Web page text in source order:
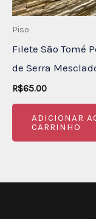
Piso
Filete São Tomé
de Serra
R$65.00
ADICIONAR
CARRINHO